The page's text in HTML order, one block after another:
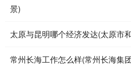
景)
太原与昆明哪个经济发达(太原市
常州长海工作怎么样(常州长海集